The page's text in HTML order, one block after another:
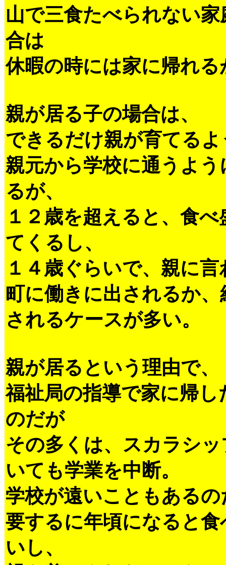
山で三食たべられない
合は
休暇の時には家に帰れる
親が居る子の場合は、
できるだけ親が育てる
親元から学校に通うよう
るが、
１２歳を超えると、食
てくるし、
１４歳ぐらいで、親に言
町に働きに出されるか、
されるケースが多い。
親が居るという理由で、
福祉局の指導で家に帰し
のだが
その多くは、スカラシ
いても学業を中断。
学校が遠いこともあるの
要するに年頃になると
いし、